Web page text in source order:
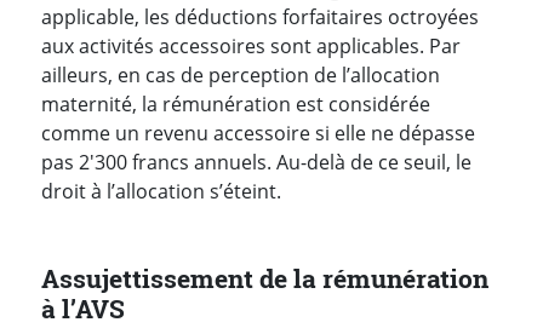
applicable, les déductions forfaitaires octroyées
aux activités accessoires sont applicables. Par
ailleurs, en cas de perception de l’allocation
maternité, la rémunération est considérée
comme un revenu accessoire si elle ne dépasse
pas 2'300 francs annuels. Au-delà de ce seuil, le
droit à l’allocation s’éteint.
Assujettissement de la rémunération
à l’AVS